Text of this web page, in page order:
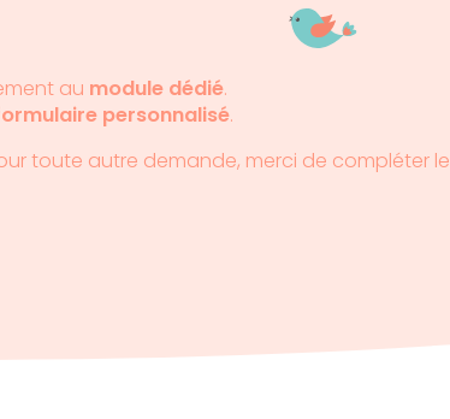
au module dédié.
personnalisé.
toute autre demande, merci de compléter le